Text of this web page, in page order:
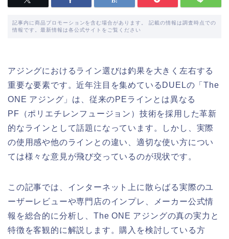
記事内に商品プロモーションを含む場合があります。 記載の情報は調査時点での
情報です。最新情報は各公式サイトをご覧ください
アジングにおけるライン選びは釣果を大きく左右する
重要な要素です。近年注目を集めているDUELの「The
ONE アジング」は、従来のPEラインとは異なる
PF（ポリエチレンフュージョン）技術を採用した革新
的なラインとして話題になっています。しかし、実際
の使用感や他のラインとの違い、適切な使い方につい
ては様々な意見が飛び交っているのが現状です。
この記事では、インターネット上に散らばる実際のユ
ーザーレビューや専門店のインプレ、メーカー公式情
報を総合的に分析し、The ONE アジングの真の実力と
特徴を客観的に解説します。購入を検討している方